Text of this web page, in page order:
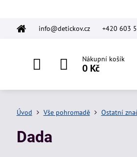
info@detickov.cz +420 603
Nákupní košík
0 Kč
Úvod Vše pohromadě Ostatní
Dada